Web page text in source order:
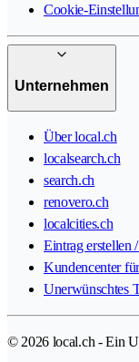
Cookie-
Unternehmen
Über local.ch
localsearch.ch
search.ch
renovero.ch
localcities.ch
Eintrag erstellen
Kundencenter
Unerwünschtes
© 2026 local.ch - Ein